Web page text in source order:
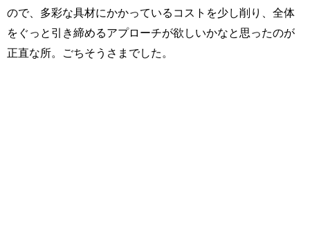
ので、多彩な具材にかかっているコストを少し削り、全体
をぐっと引き締めるアプローチが欲しいかなと思ったのが
正直な所。ごちそうさまでした。